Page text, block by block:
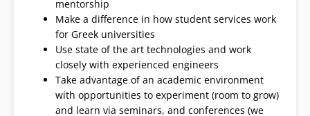
mentorship
Make a difference in how student services work
for Greek universities
Use state of the art technologies and work
closely with experienced engineers
Take advantage of an academic environment
with opportunities to experiment (room to grow)
and learn via seminars, and conferences (we